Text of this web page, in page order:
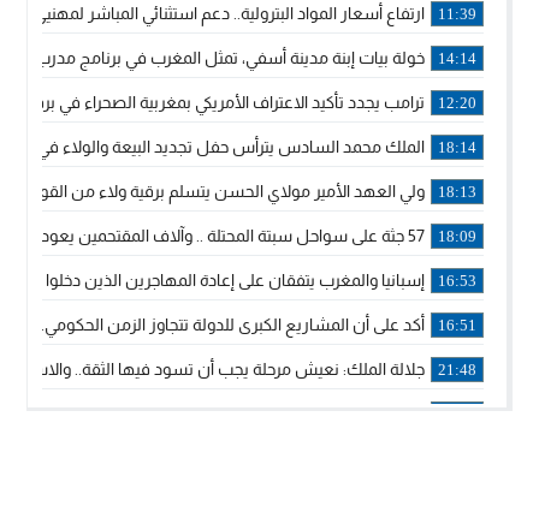
11:39 ارتفاع أسعار المواد البترولية.. دعم استثنائي المباشر لمهنيي
14:14 خولة بيات إبنة مدينة أسفي، تمثل المغرب في برنامج مدرب
12:20 ترامب يجدد تأكيد الاعتراف الأمريكي بمغربية الصحراء في برقية
18:14 الملك محمد السادس يترأس حفل تجديد البيعة والولاء في
18:13 ولي العهد الأمير مولاي الحسن يتسلم برقية ولاء من القوات
18:09 57 جثة على سواحل سبتة المحتلة .. وآلاف المقتحمين يعودون إلى المغرب
16:53 إسبانيا والمغرب يتفقان على إعادة المهاجرين الذين دخلوا سبتة
16:51 أكد على أن المشاريع الكبرى للدولة تتجاوز الزمن الحكومي..
21:48 جلالة الملك: نعيش مرحلة يجب أن تسود فيها الثقة..